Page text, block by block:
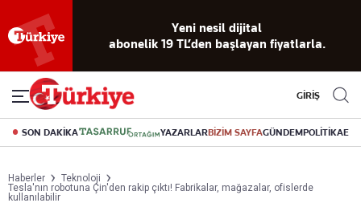
Yeni nesil dijital
abonelik 19 TL’den başlayan fiyatlarla.
GİRİŞ
SON DAKİKA YAZARLARBİZİM SAYFAGÜNDEMPOLİTİKA
Haberler
Teknoloji
Tesla'nın robotuna Çin'den rakip çıktı! Fabrikalar, mağazalar, ofislerde
kullanılabilir